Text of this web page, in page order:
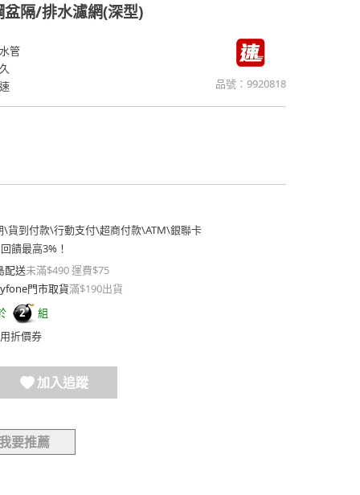
盆隔/排水濾網(深型)
管
品號： 9920818
\貨到付款\行動支付\超商付款\ATM\銀聯卡
饋最高3%！
配送未滿$490 運費$75
門市取貨滿$190出貨
2
組
折價券
加入追蹤
要推薦